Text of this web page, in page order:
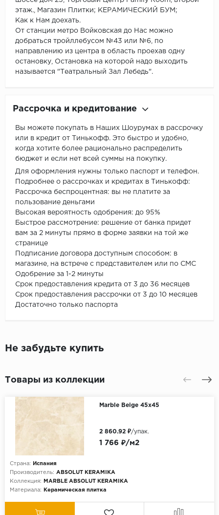
этаж., Магазин Плитки; КЕРАМИЧЕСКИЙ БУМ;
Как к Нам доехать.
От станции метро Войковская до Нас можно
добраться тройллебусом №43 или №6, по
направлению из центра в область проехав одну
остановку, Остановка на которой надо выходить
называется "Театральный Зал Лебедь".
Рассрочка и кредитование
Вы можете покупать в Наших Шоурумах в рассрочку
или в кредит от Тинькофф. Это быстро и удобно,
когда хотите более рационально распределить
бюджет и если нет всей суммы на покупку.
Для оформления нужны только паспорт и телефон.
Подробнее о рассрочках и кредитах в Тинькофф:
Рассрочка беспроцентная: вы не платите за
пользование деньгами
Высокая вероятность одобрения: до 95%
Быстрое рассмотрение: решение от банка придет
вам за 2 минуты прямо в форме заявки на той же
странице
Подписание договора доступным способом: в
магазине, на встрече с представителем или по СМС
Одобрение за 1-2 минуты
Срок предоставления кредита от 3 до 36 месяцев
Срок предоставления рассрочки от 3 до 10 месяцев
Достаточно только паспорта
Не забудьте купить
Товары из коллекции
Marble Beige 45x45
Страна:
Испания
Производитель: ABSOLUT KERAMIKA
Коллекция:
MARBLE ABSOLUT KERAMIKA
Материала:
Керамическая плитка
1 766 ₽/м2
2 860.92 ₽/упак.